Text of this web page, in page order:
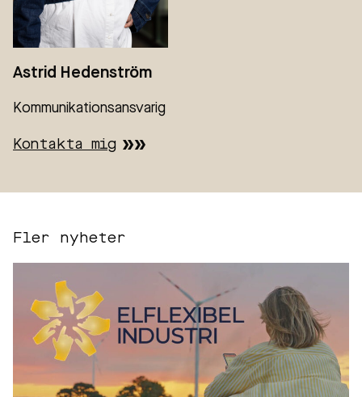
Astrid Hedenström
Kommunikationsansvarig
Kontakta mig
Fler nyheter